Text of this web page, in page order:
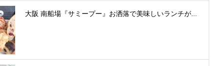
大阪 南船場『サミープー』お洒落で美味しいランチが...